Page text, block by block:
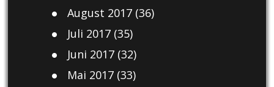
August 2017(36)
Juli 2017(35)
Juni 2017(32)
Mai 2017(33)